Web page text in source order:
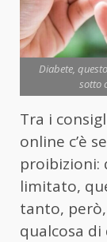
Diabete,
sotto
Tra i
online c’è
proibizioni:
limitato,
tanto,
qualcosa